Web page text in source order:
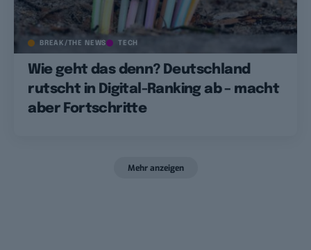
BREAK/THE NEWS TECH
Wie geht das denn? Deutschland
rutscht in Digital-Ranking ab – macht
aber Fortschritte
Mehr anzeigen